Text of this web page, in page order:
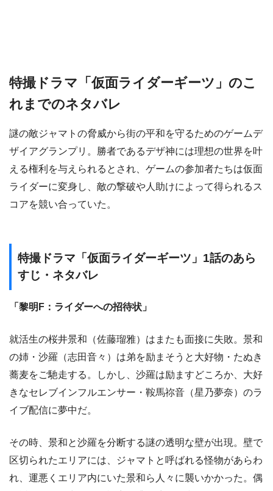
特撮ドラマ「仮面ライダーギーツ」のこ
れまでのネタバレ
謎の敵ジャマトの脅威から街の平和を守るためのゲームデ
ザイアグランプリ。勝者であるデザ神には理想の世界を叶
える権利を与えられるとされ、ゲームの参加者たちは仮面
ライダーに変身し、敵の撃破や人助けによって得られるス
コアを競い合っていた。
特撮ドラマ「仮面ライダーギーツ」1話のあら
すじ・ネタバレ
「黎明F：ライダーへの招待状」
就活生の桜井景和（佐藤瑠雅）はまたも面接に失敗。景和
の姉・沙羅（志田音々）は弟を励まそうと大好物・たぬき
蕎麦をご馳走する。しかし、沙羅は励ますどころか、大好
きなセレブインフルエンサー・鞍馬祢音（星乃夢奈）のラ
イブ配信に夢中だ。
その時、景和と沙羅を分断する謎の透明な壁が出現。壁で
区切られたエリアには、ジャマトと呼ばれる怪物があらわ
れ、運悪くエリア内にいた景和ら人々に襲いかかった。偶